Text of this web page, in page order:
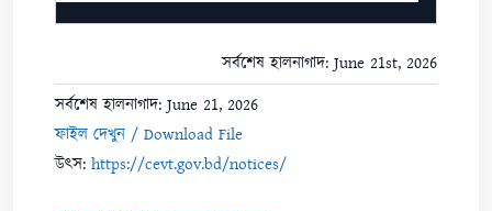
সর্বশেষ হালনাগাদ: June 21st, 2026
সর্বশেষ হালনাগাদ: June 21, 2026
ফাইল দেখুন / Download File
উৎস: https://cevt.gov.bd/notices/